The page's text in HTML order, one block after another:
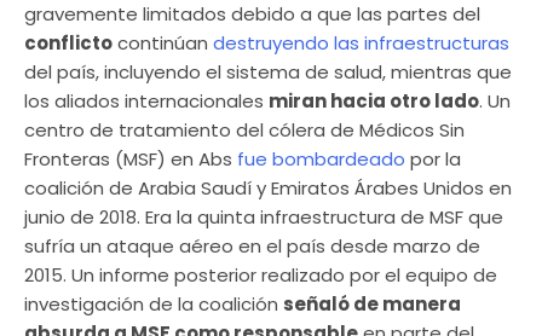
gravemente limitados debido a que las partes del
conflictocontinúan destruyendo las infraestructuras
del país, incluyendo el sistema de salud, mientras que
los aliados internacionales miran hacia otro lado. Un
centro de tratamiento del cólera de Médicos Sin
Fronteras (MSF) en Abs fue bombardeado por la
coalición de Arabia Saudí y Emiratos Árabes Unidos en
junio de 2018. Era la quinta infraestructura de MSF que
sufría un ataque aéreo en el país desde marzo de
2015. Un informe posterior realizado por el equipo de
investigación de la coalición señaló de manera